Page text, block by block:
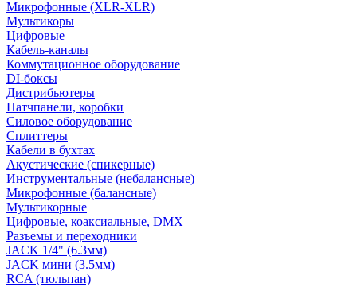
Микрофонные (XLR-XLR)
Мультикоры
Цифровые
Кабель-каналы
Коммутационное оборудование
DI-боксы
Дистрибьютеры
Патчпанели, коробки
Силовое оборудование
Сплиттеры
Кабели в бухтах
Акустические (спикерные)
Инструментальные (небалансные)
Микрофонные (балансные)
Мультикорные
Цифровые, коаксиальные, DMX
Разъемы и переходники
JACK 1/4" (6.3мм)
JACK мини (3.5мм)
RCA (тюльпан)